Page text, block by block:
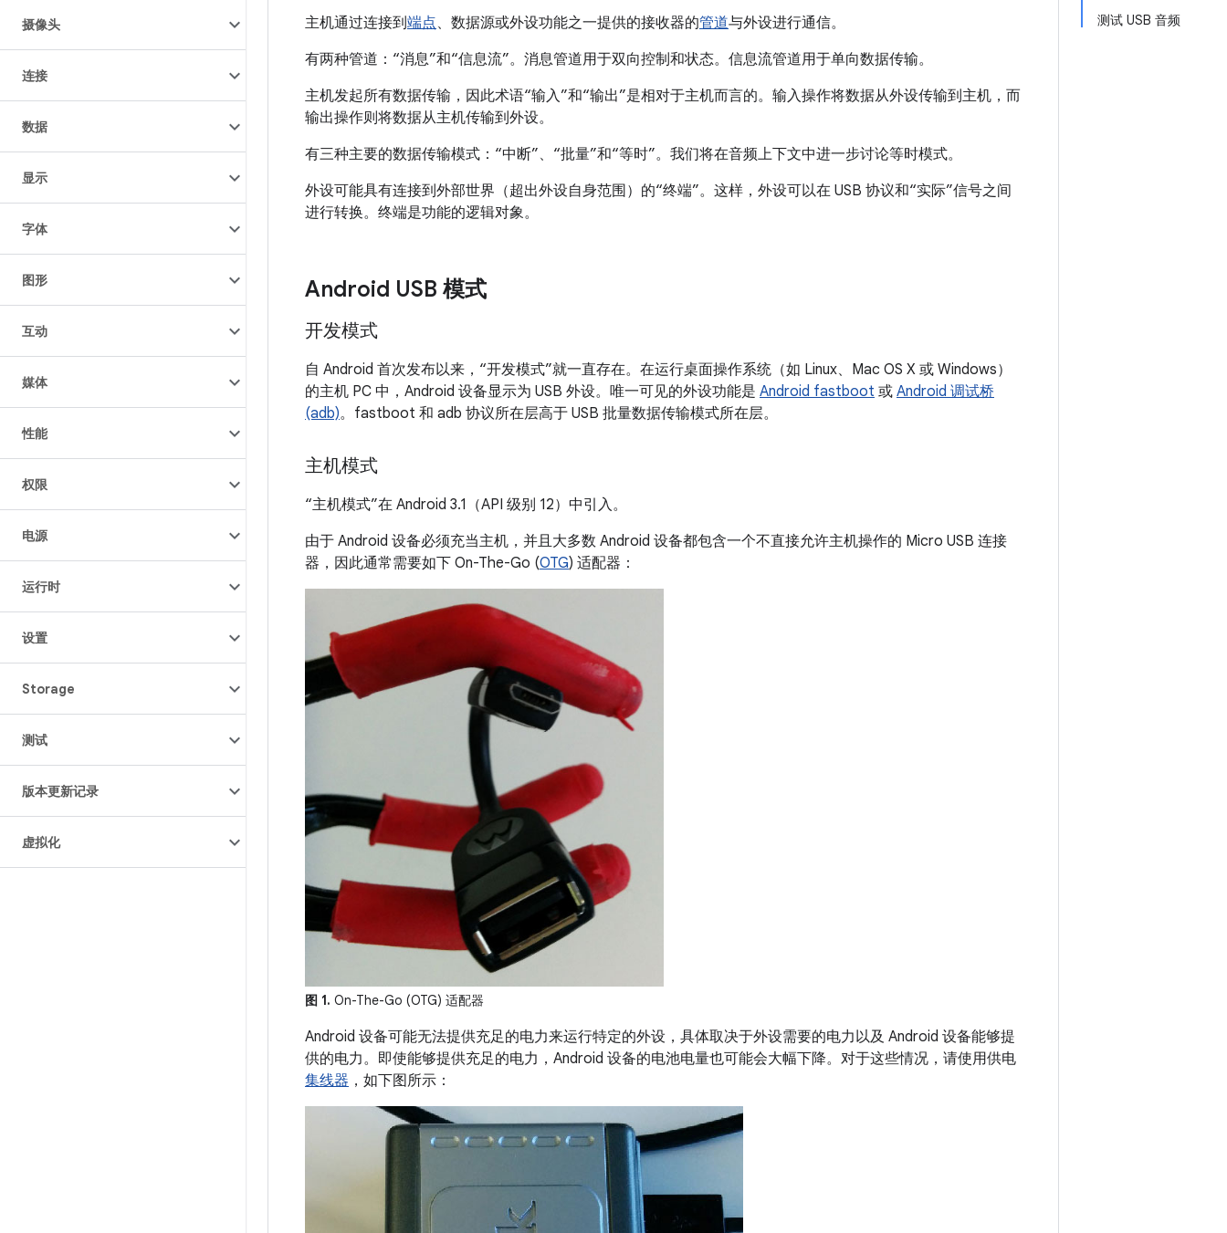
摄像头
连接
数据
显示
字体
图形
互动
媒体
性能
权限
电源
运行时
设置
Storage
测试
版本更新记录
虚拟化
测试 USB 音频
主机通过连接到端点、数据源或外设功能之一提供的接收器的管道与外设进行通信。
有两种管道：“消息”和“信息流”。 消息管道用于双向控制和状态。信息流管道用于单向数据传输。
主机发起所有数据传输，因此术语“输入”和“输出”是相对于主机而言的。 输入操作将数据从外设传输到主机，而
输出操作则将数据从主机传输到外设。
有三种主要的数据传输模式：“中断”、“批量”和“等时”。 我们将在音频上下文中进一步讨论等时模式。
外设可能具有连接到外部世界（超出外设自身范围）的“终端”。 这样，外设可以在 USB 协议和“实际”信号之间
进行转换。终端是功能的逻辑对象。
Android USB 模式
开发模式
自 Android 首次发布以来，“开发模式”就一直存在。 在运行桌面操作系统（如 Linux、Mac OS X 或 Windows）
的主机 PC 中，Android 设备显示为 USB 外设。唯一可见的外设功能是 Android fastboot 或 Android 调试桥
(adb)。fastboot 和 adb 协议所在层高于 USB 批量数据传输模式所在层。
主机模式
“主机模式”在 Android 3.1（API 级别 12）中引入。
由于 Android 设备必须充当主机，并且大多数 Android 设备都包含一个不直接允许主机操作的 Micro USB 连接
器，因此通常需要如下 On-The-Go (OTG) 适配器：
图 1. On-The-Go (OTG) 适配器
Android 设备可能无法提供充足的电力来运行特定的外设，具体取决于外设需要的电力以及 Android 设备能够提
供的电力。即使能够提供充足的电力，Android 设备的电池电量也可能会大幅下降。对于这些情况，请使用供电
集线器 ，如下图所示：